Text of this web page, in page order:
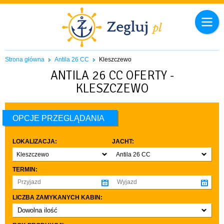
Strona główna Antila 26 CC Kleszczewo
ANTILA 26 CC OFERTY -
KLESZCZEWO
OPCJE PRZEGLĄDANIA
LOKALIZACJA:
Kleszczewo
JACHT:
Antila 26 CC
TERMIN:
LICZBA ZAMYKANYCH KABIN:
Dowolna ilość